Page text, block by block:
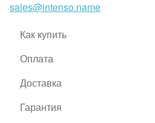
sales@intenso.name
Как купить
Оплата
Доставка
Гарантия